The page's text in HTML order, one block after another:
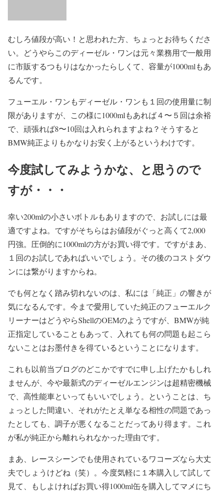
むしろ値段が高い！と思われた方、ちょっとお待ちくださ
い。どうやらこのディーゼル・ワンは元々業務用で一般用
に市販するつもりはなかったらしくて、容量が1000mlもあ
るんです。
フューエル・ワンもディーゼル・ワンも１回の使用量に制
限がありますが、この様に1000mlもあれば４〜５回は余裕
で、頑張れば8〜10回は入れられますよね？そうすると
BMW純正よりもかなりお安く上がるというわけです。
今度試してみようかな、と思うので
すが・・・
幸い200mlの小さいボトルもありますので、お試しには最
適ですよね。ですがそちらはお値段がぐっと高くて2,000
円強。圧倒的に1000mlの方がお買い得です。ですがまあ、
１回のお試しであればいいでしょう。その後のコストダウ
ンには繋がりますからね。
でも何となく踏み切れないのは、私には「純正」の響きが
気になるんです。今まで愛用していた純正のフューエルク
リーナーはどうやらShellのOEMのようですが、BMWが純
正指定していることもあって、入れても何の問題も起こら
ないことはお墨付きを得ているということになります。
これも以前当ブログのどこかですでに申し上げたかもしれ
ませんが、今や最新式のディーゼルエンジンは超精密機械
で、高性能車といってもいいでしょう。ということは、ち
ょっとした間違い、それがたとえ単なる相性の問題であっ
たとしても、調子が悪くなることだってあり得ます。これ
が私が純正から離れられなかった理由です。
まあ、レースシーンでも使用されているワコーズなら大丈
夫でしょうけどね（笑）。今度気軽に１本購入して試して
見て、もしよければお買い得1000ml缶を購入してマメにち